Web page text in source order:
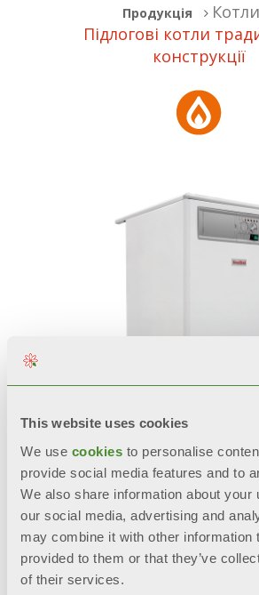
This website uses cookies
We use cookies to personalise
provide social media features and to
We also share information about your
our social media, advertising and
may combine it with other information
provided to them or that they’ve
of their services.
Продукція
Котли
Підлогові котли
конструкції
BALI RTN E
Підлоговий котел з
камерою згоряння та
природною тягою
в системі опалення